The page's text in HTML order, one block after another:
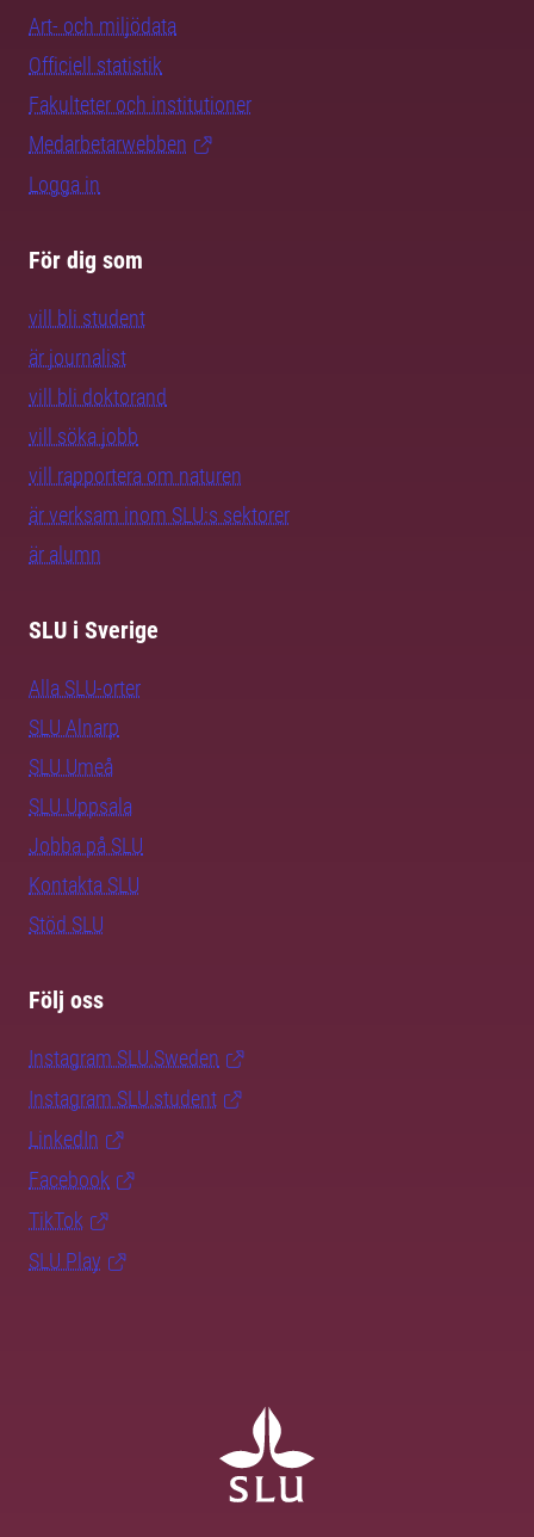
Art- och miljödata
Officiell statistik
Fakulteter och institutioner
Medarbetarwebben
Logga in
För dig som
vill bli student
är journalist
vill bli doktorand
vill söka jobb
vill rapportera om naturen
är verksam inom SLU:s sektorer
är alumn
SLU i Sverige
Alla SLU-orter
SLU Alnarp
SLU Umeå
SLU Uppsala
Jobba på SLU
Kontakta SLU
Stöd SLU
Följ oss
Instagram SLU.Sweden
Instagram SLU.student
LinkedIn
Facebook
TikTok
SLU Play